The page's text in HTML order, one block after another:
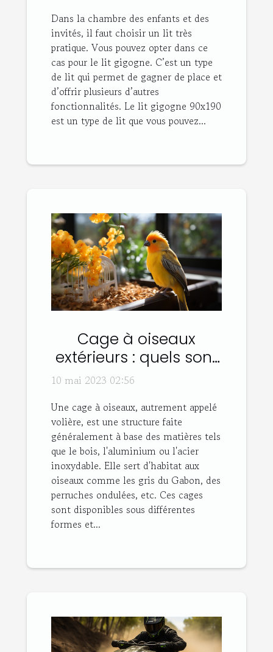
Dans la chambre des enfants et des
invités, il faut choisir un lit très
pratique. Vous pouvez opter dans ce
cas pour le lit gigogne. C’est un type
de lit qui permet de gagner de place et
d’offrir plusieurs d’autres
fonctionnalités. Le lit gigogne 90x190
est un type de lit que vous pouvez...
Cage à oiseaux
extérieurs : quels sont
les différents types et
10 mai 2023 02:56
Une cage à oiseaux, autrement appelé
volière, est une structure faite
généralement à base des matières tels
que le bois, l'aluminium ou l'acier
inoxydable. Elle sert d'habitat aux
oiseaux comme les gris du Gabon, des
perruches ondulées, etc. Ces cages
sont disponibles sous différentes
formes et...